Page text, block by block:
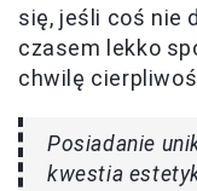
się, jeśli coś nie
czasem lekko
chwilę
Posiadanie
kwestia